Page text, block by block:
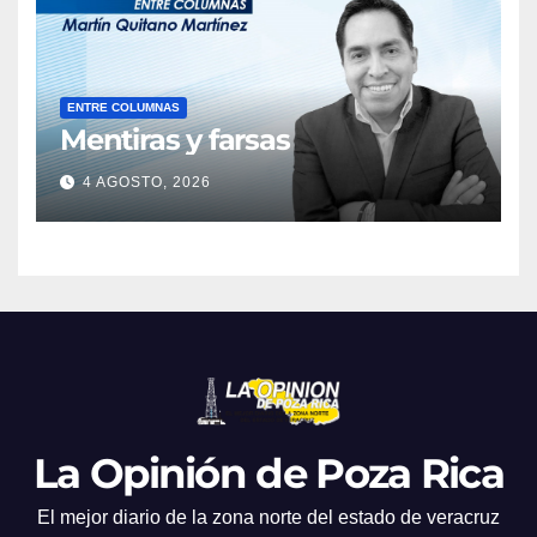
ENTRE COLUMNAS
Mentiras y farsas
4 AGOSTO, 2026
La Opinión de Poza Rica
El mejor diario de la zona norte del estado de veracruz